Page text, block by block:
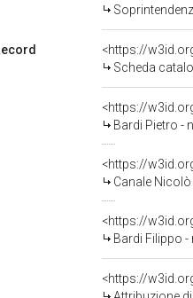
<https://
Scheda
<https://
Bardi Pietro -
<https://
Canale
<https://
Bardi Filippo
<https://